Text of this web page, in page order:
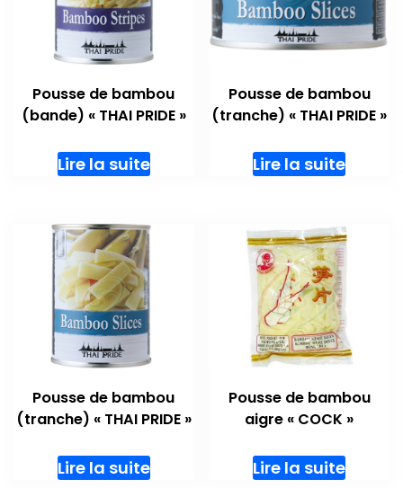
Pousse de bambou
(bande) « THAI PRIDE »
Lire la suite
Pousse de bambou
(tranche) « THAI PRIDE »
Lire la suite
Pousse de bambou
(tranche) « THAI PRIDE »
Lire la suite
Pousse de bambou
aigre « COCK »
Lire la suite